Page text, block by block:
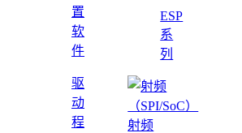
置
软
件
驱
动
程
ESP
系
列
射频